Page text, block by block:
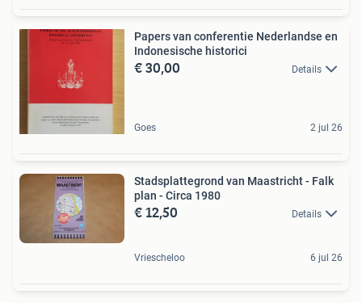
Papers van conferentie Nederlandse en
Indonesische historici
€ 30,00 Details
Goes 2 jul 26
Stadsplattegrond van Maastricht - Falk
plan - Circa 1980
€ 12,50 Details
Vriescheloo 6 jul 26